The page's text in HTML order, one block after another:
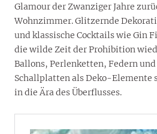
Glamour der Zwanziger Jahre
Wohnzimmer. Glitzernde
und klassische Cocktails wie Gin
die wilde Zeit der Prohibition
Ballons, Perlenketten, Federn
Schallplatten als Deko-Elemente
in die Ära des Überflusses.